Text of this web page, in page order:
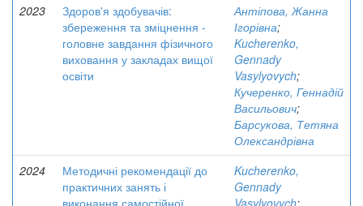
2023
Здоров'я здобувачів:
збереження та зміцнення -
головне завдання фізичного
виховання у закладах вищої
освіти
Антіпова, Жанна
Ігорівна;
Kucherenko,
Gennady
Vasylyovych;
Кучеренко, Геннадій
Васильович;
Барсукова, Тетяна
Олександрівна
2024
Методичні рекомендації до
практичних занять і
виконання самостійної
Kucherenko,
Gennady
Vasylyovych;